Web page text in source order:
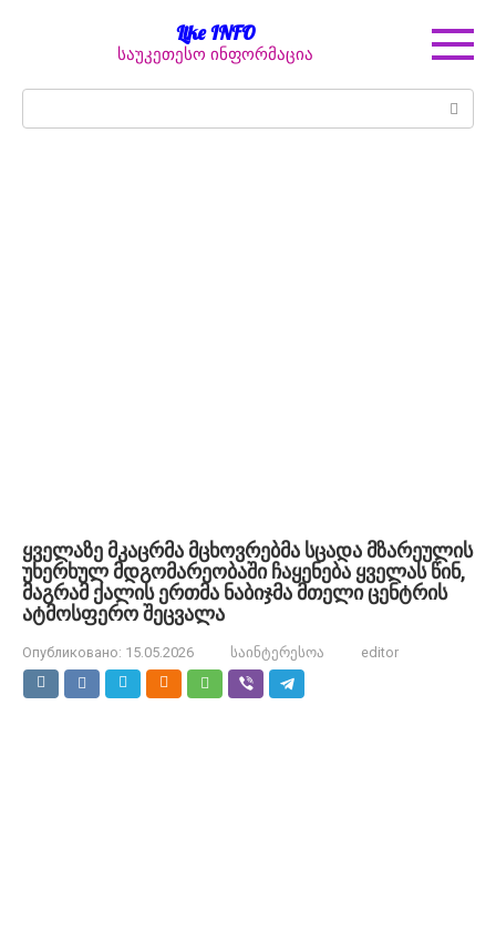
Like INFO
საუკეთესო ინფორმაცია
ყველაზე მკაცრმა მცხოვრებმა სცადა მზარეულის
უხერხულ მდგომარეობაში ჩაყენება ყველას წინ,
მაგრამ ქალის ერთმა ნაბიჯმა მთელი ცენტრის
ატმოსფერო შეცვალა
Опубликовано: 15.05.2026 საინტერესოა editor